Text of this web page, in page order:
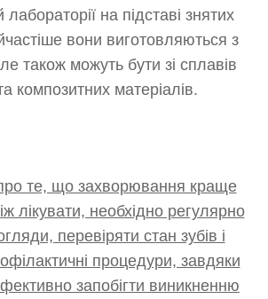
лабораторії на підставі знятих
вони виготовляються з
також можуть бути зі сплавів
композитних матеріалів.
те, що захворювання краще
лікувати, необхідно регулярно
перевіряти стан зубів і
процедури, завдяки
запобігти виникненню